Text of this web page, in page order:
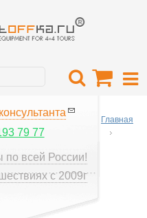
79 77
по всей России!
с 2009г
Главная